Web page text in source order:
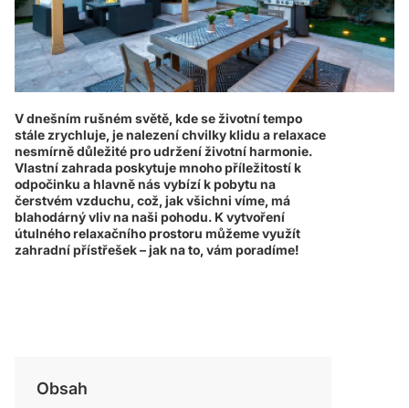
V dnešním rušném světě, kde se životní tempo
stále zrychluje, je nalezení chvilky klidu a relaxace
nesmírně důležité pro udržení životní harmonie.
Vlastní zahrada poskytuje mnoho příležitostí k
odpočinku a hlavně nás vybízí k pobytu na
čerstvém vzduchu, což, jak všichni víme, má
blahodárný vliv na naši pohodu. K vytvoření
útulného relaxačního prostoru můžeme využít
zahradní přístřešek – jak na to, vám poradíme!
Obsah